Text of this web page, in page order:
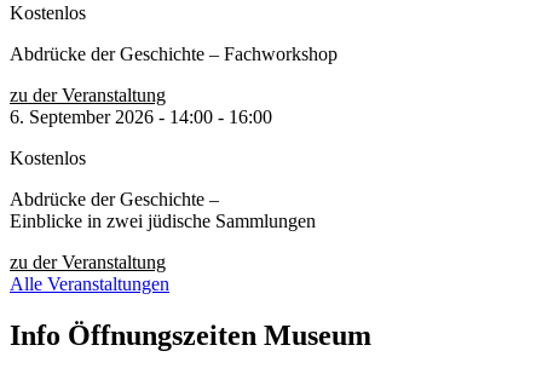
Kostenlos
Abdrücke der Geschichte – Fachworkshop
zu der Veranstaltung
6. September 2026 - 14:00 - 16:00
Kostenlos
Abdrücke der Geschichte –
Einblicke in zwei jüdische Sammlungen
zu der Veranstaltung
Alle Veranstaltungen
Info Öffnungszeiten Museum